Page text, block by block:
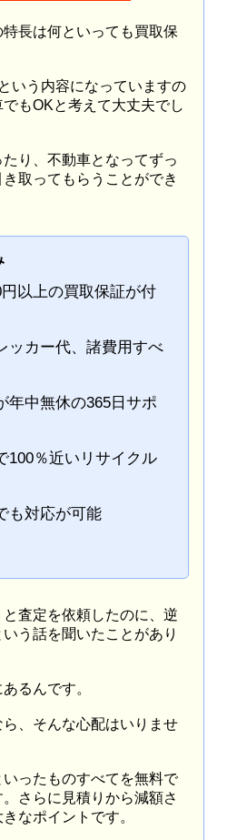
長は何といっても買取保
いう内容になっていますの
もOKと考えて大丈夫でし
り、不動車となってずっ
取ってもらうことができ
以上の買取保証が付
ッカー代、諸費用すべ
年中無休の365日サポ
100％近いリサイクル
も対応が可能
査定を依頼したのに、逆
う話を聞いたことがあり
るんです。
、そんな心配はいりませ
ったものすべてを無料で
さらに見積りから減額さ
なポイントです。